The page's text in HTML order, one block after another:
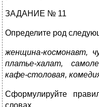
ЗАДАНИЕ № 11
Определите род
женщина-космонавт,
платье-халат,
кафе-столовая,
Сформулируйте